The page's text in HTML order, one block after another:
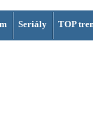
Seriály TOP